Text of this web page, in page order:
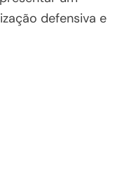
defensiva e